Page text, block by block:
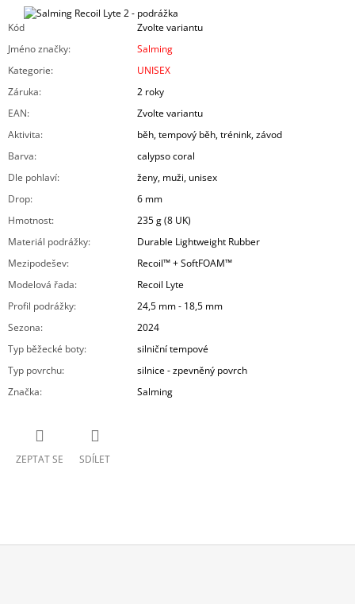
Kód
Zvolte variantu
Jméno značky:
Salming
Kategorie:
UNISEX
Záruka:
2 roky
EAN:
Zvolte variantu
Aktivita:
běh, tempový běh, trénink, závod
Barva:
calypso coral
Dle pohlaví:
ženy, muži, unisex
Drop:
6 mm
Hmotnost:
235 g (8 UK)
Materiál podrážky:
Durable Lightweight Rubber
Mezipodešev:
Recoil™ + SoftFOAM™
Modelová řada:
Recoil Lyte
Profil podrážky:
24,5 mm - 18,5 mm
Sezona:
2024
Typ běžecké boty:
silniční tempové
Typ povrchu:
silnice - zpevněný povrch
Značka: Salming
ZEPTAT SE SDÍLET